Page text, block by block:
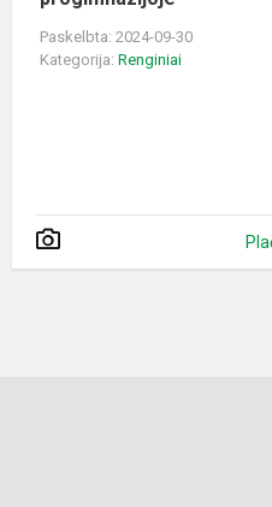
Paskelbta: 2024-09-30
Kategorija:Renginiai